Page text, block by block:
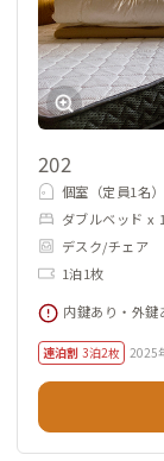
202
個室（定員1名）
ダブルベッド x
デスク/チェア
1泊1枚
内鍵あり・外鍵
連泊割 3泊2枚 2025